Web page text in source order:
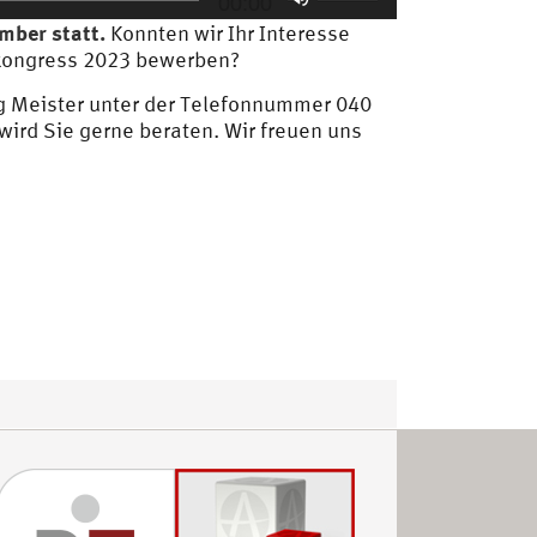
benutzen,
Lautstärke
zu
statt. Konnten wir Ihr Interesse
2023 bewerben?
Meister unter der Telefonnummer 040
Sie gerne beraten. Wir freuen uns